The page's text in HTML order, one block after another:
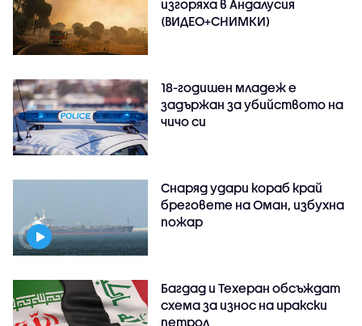
изгоряха в Андалусия
(ВИДЕО+СНИМКИ)
18-годишен младеж е
задържан за убийството на
чичо си
Снаряд удари кораб край
бреговете на Оман, избухна
пожар
Багдад и Техеран обсъждат
схема за износ на иракски
петрол